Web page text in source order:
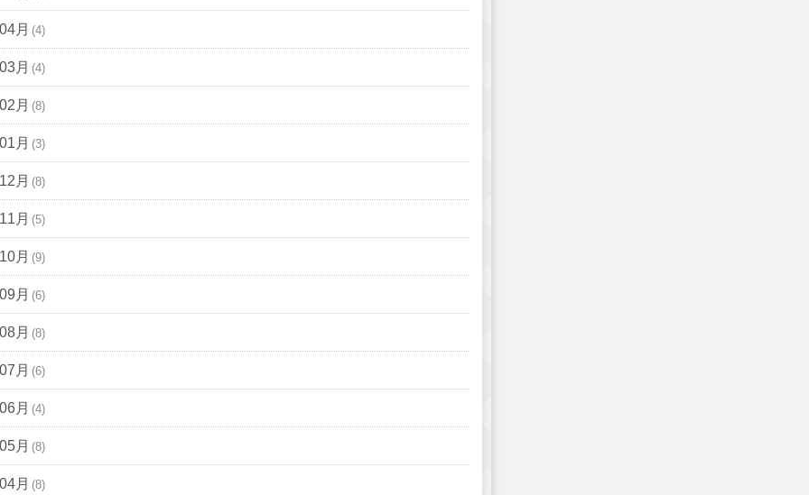
月 (4)
月 (4)
月 (8)
月 (3)
月 (8)
月 (5)
月 (9)
月 (6)
月 (8)
月 (6)
月 (4)
月 (8)
月 (8)